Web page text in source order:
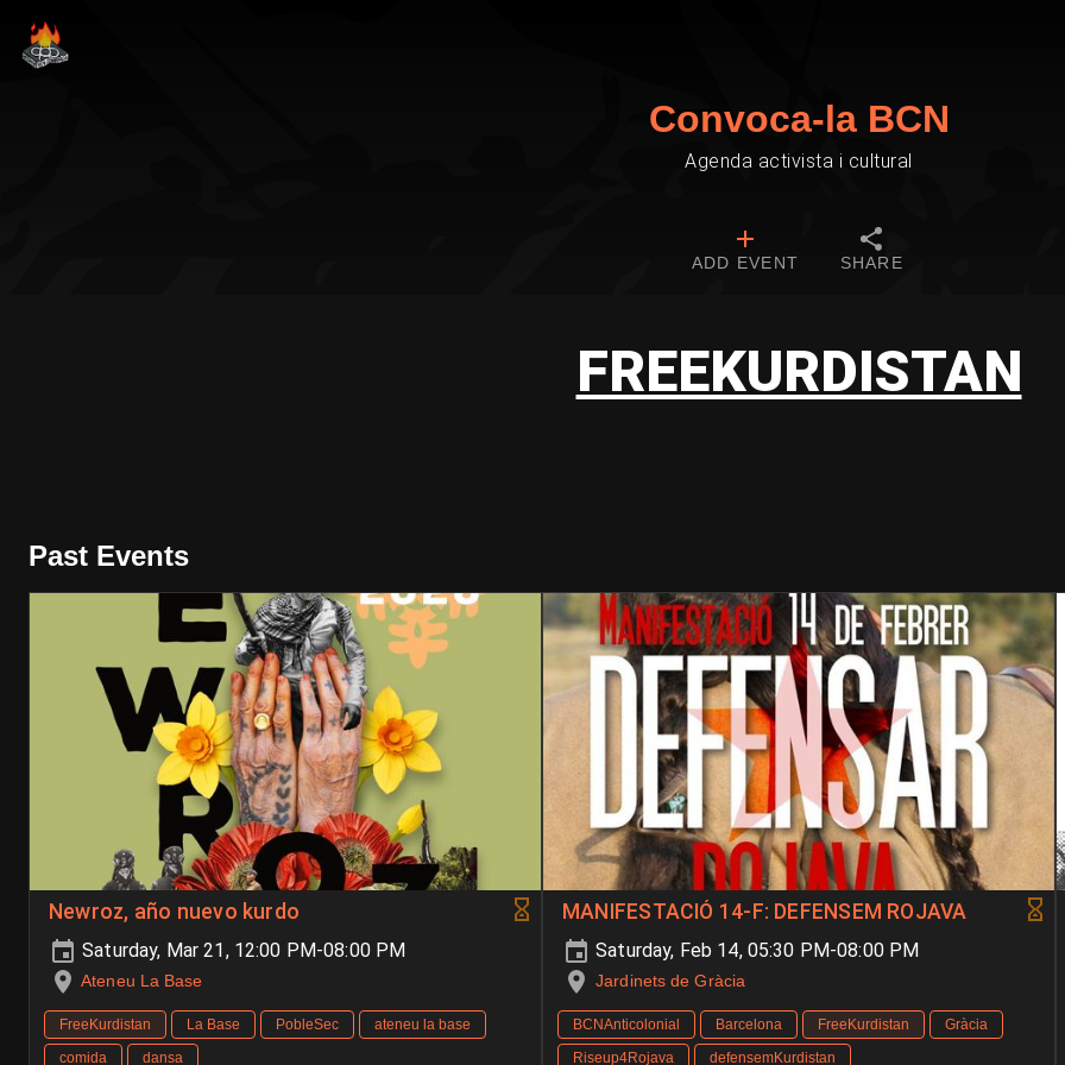
Convoca-la BCN
Agenda activista i cultural
ADD EVENT SHARE
FREEKURDISTAN
Past Events
Newroz, año nuevo kurdo
Saturday, Mar 21, 12:00 PM-08:00 PM
Ateneu La Base
FreeKurdistan La Base PobleSec
ateneu la base
comida
dansa
MANIFESTACIÓ 14-F: DEFENSEM ROJAVA
Saturday, Feb 14, 05:30 PM-08:00 PM
Jardinets de Gràcia
BCNAnticolonial Barcelona FreeKurdistan
Gràcia
Riseup4Rojava
defensemKurdistan